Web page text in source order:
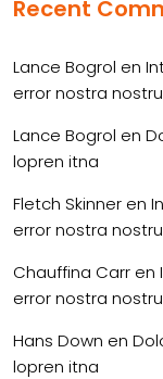
Recent
Lance Bogrol en
error nostra
Lance Bogrol en
lopren itna
Fletch Skinner en
error nostra
Chauffina Carr en
error nostra
Hans Down en
lopren itna